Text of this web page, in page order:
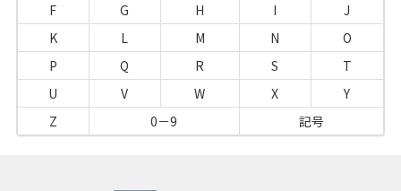
F
G H I
J
K
L M N
O
P
Q R S
T
U
V W X
Y
Z
0－9 記号